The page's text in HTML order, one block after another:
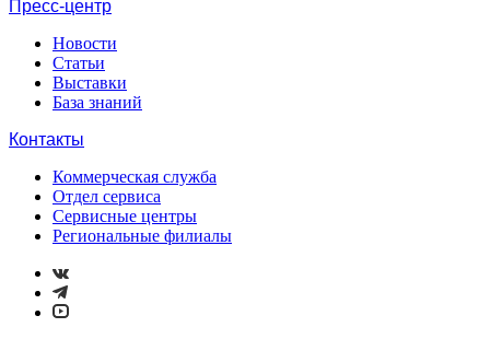
Пресс-центр
Новости
Статьи
Выставки
База знаний
Контакты
Коммерческая служба
Отдел сервиса
Сервисные центры
Региональные филиалы